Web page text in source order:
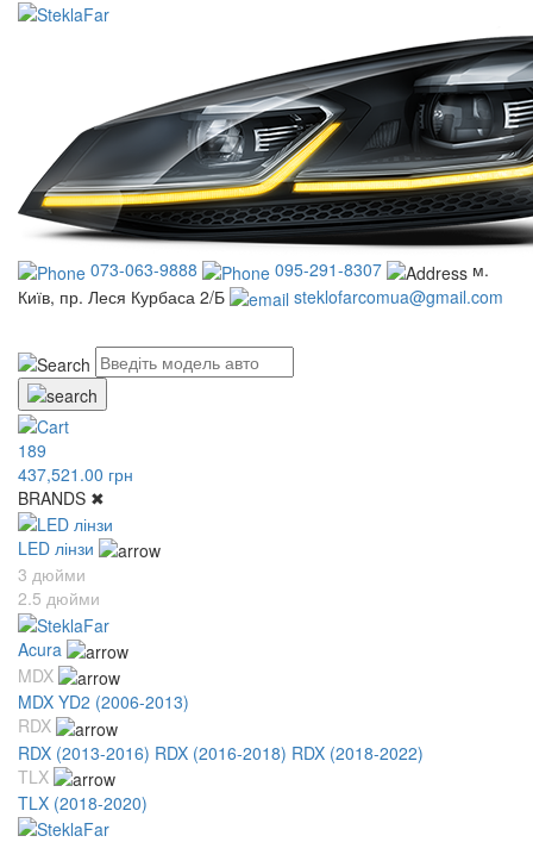
073-063-9888 095-291-8307
м.
Київ, пр. Леся Курбаса 2/Б
steklofarcomua@gmail.com
189
437,521.00 грн
BRANDS ✖
LED лінзи
3 дюйми
2.5 дюйми
Acura
MDX
MDX YD2 (2006-2013)
RDX
RDX (2013-2016) RDX (2016-2018) RDX (2018-2022)
TLX
TLX (2018-2020)